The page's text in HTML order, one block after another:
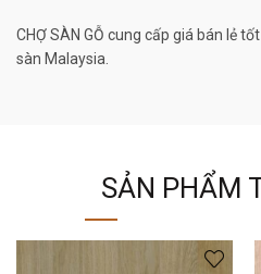
CHỢ SÀN GỖ cung cấp giá bán lẻ
sàn Malaysia.
SẢN PHẨM